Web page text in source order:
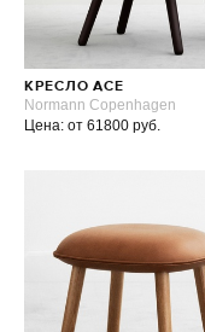
КРЕСЛО ACE
Normann Copenhagen
Цена: от 61800 руб.